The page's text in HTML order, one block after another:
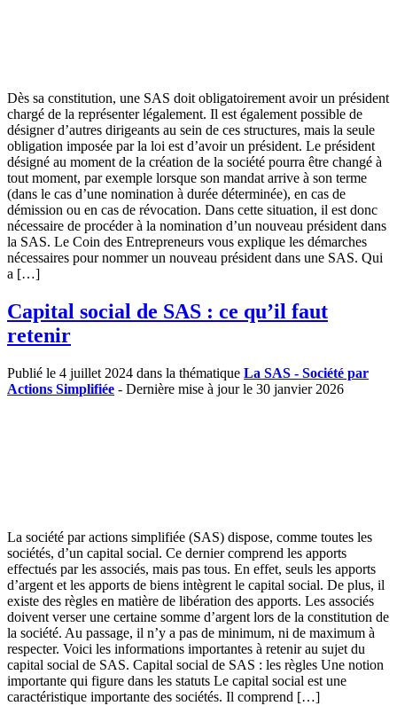
Dès sa constitution, une SAS doit obligatoirement avoir un président
chargé de la représenter légalement. Il est également possible de
désigner d’autres dirigeants au sein de ces structures, mais la seule
obligation imposée par la loi est d’avoir un président. Le président
désigné au moment de la création de la société pourra être changé à
tout moment, par exemple lorsque son mandat arrive à son terme
(dans le cas d’une nomination à durée déterminée), en cas de
démission ou en cas de révocation. Dans cette situation, il est donc
nécessaire de procéder à la nomination d’un nouveau président dans
la SAS. Le Coin des Entrepreneurs vous explique les démarches
nécessaires pour nommer un nouveau président dans une SAS. Qui
a […]
Capital social de SAS : ce qu’il faut
retenir
Publié le 4 juillet 2024 dans la thématique La SAS - Société par
Actions Simplifiée - Dernière mise à jour le 30 janvier 2026
La société par actions simplifiée (SAS) dispose, comme toutes les
sociétés, d’un capital social. Ce dernier comprend les apports
effectués par les associés, mais pas tous. En effet, seuls les apports
d’argent et les apports de biens intègrent le capital social. De plus, il
existe des règles en matière de libération des apports. Les associés
doivent verser une certaine somme d’argent lors de la constitution de
la société. Au passage, il n’y a pas de minimum, ni de maximum à
respecter. Voici les informations importantes à retenir au sujet du
capital social de SAS. Capital social de SAS : les règles Une notion
importante qui figure dans les statuts Le capital social est une
caractéristique importante des sociétés. Il comprend […]